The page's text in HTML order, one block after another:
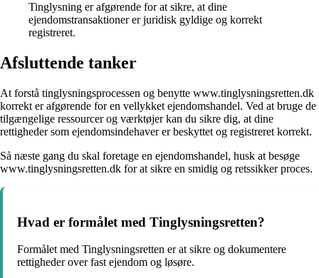
Tinglysning er afgørende for at sikre, at dine
ejendomstransaktioner er juridisk gyldige og korrekt
registreret.
Afsluttende tanker
At forstå tinglysningsprocessen og benytte www.tinglysningsretten.dk
korrekt er afgørende for en vellykket ejendomshandel. Ved at bruge de
tilgængelige ressourcer og værktøjer kan du sikre dig, at dine
rettigheder som ejendomsindehaver er beskyttet og registreret korrekt.
Så næste gang du skal foretage en ejendomshandel, husk at besøge
www.tinglysningsretten.dk for at sikre en smidig og retssikker proces.
Hvad er formålet med Tinglysningsretten?
Formålet med Tinglysningsretten er at sikre og dokumentere
rettigheder over fast ejendom og løsøre.